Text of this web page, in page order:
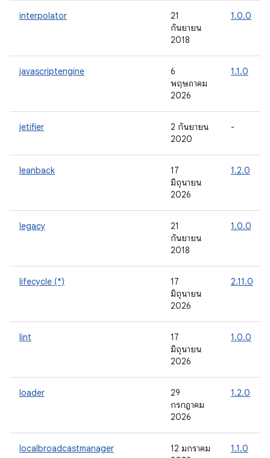
interpolator
21
กันยายน
2018
1.0.0
javascriptengine
6
พฤษภาคม
2026
1.1.0
jetifier
2 กันยายน
2020
-
leanback
17
มิถุนายน
2026
1.2.0
legacy
21
กันยายน
2018
1.0.0
lifecycle (*)
17
มิถุนายน
2026
2.11.0
lint
17
มิถุนายน
2026
1.0.0
loader
29
กรกฎาคม
2026
1.2.0
localbroadcastmanager
12 มกราคม
1.1.0